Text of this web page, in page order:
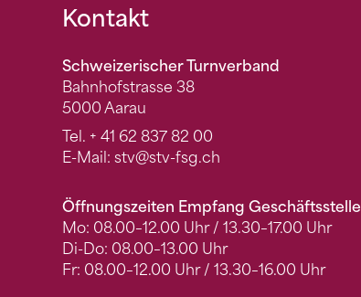
Fusszeile
Kontakt
Schweizerischer Turnverband
Bahnhofstrasse 38
5000 Aarau
Tel. + 41 62 837 82 00
E-Mail: stv@stv-fsg.ch
Öffnungszeiten Empfang Geschäftsstelle
Mo: 08.00–12.00 Uhr / 13.30–17.00 Uhr
Di-Do: 08.00–13.00 Uhr
Fr: 08.00–12.00 Uhr / 13.30–16.00 Uhr